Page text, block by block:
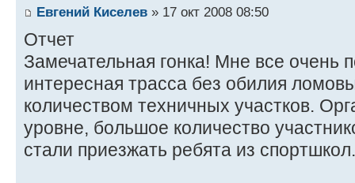
Евгений Киселев » 17 окт 2008 08:50
Отчет
Замечательная гонка! Мне все очень
интересная трасса без обилия
количеством техничных участков.
уровне, большое количество
стали приезжать ребята из спортшкол.